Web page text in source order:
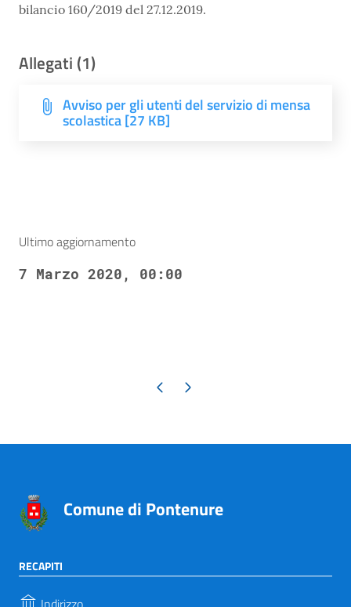
bilancio 160/2019 del 27.12.2019.
Allegati (1)
Avviso per gli utenti del servizio di mensa
scolastica [27 KB]
Ultimo aggiornamento
7 Marzo 2020, 00:00
Pagina precedente
Pagina successiva
Comune di Pontenure
RECAPITI